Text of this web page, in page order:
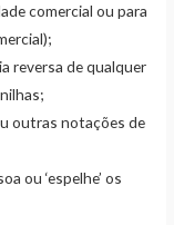
comercial ou para
reversa de qualquer
outras notações de
ou ‘espelhe’ os